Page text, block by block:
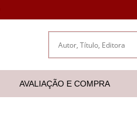
AVALIAÇÃO E COMPRA